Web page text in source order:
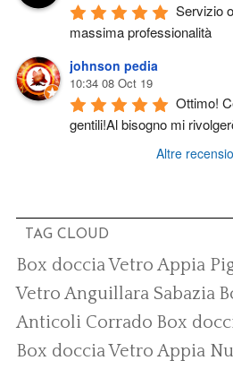
Servizio
massima professionalità
johnson pedia
10:34 08 Oct 19
Ottimo!
gentili!Al bisogno mi
Altre
TAG CLOUD
Box doccia Vetro Appia
Vetro Anguillara Sabazia
Anticoli Corrado Box
Box doccia Vetro Appia